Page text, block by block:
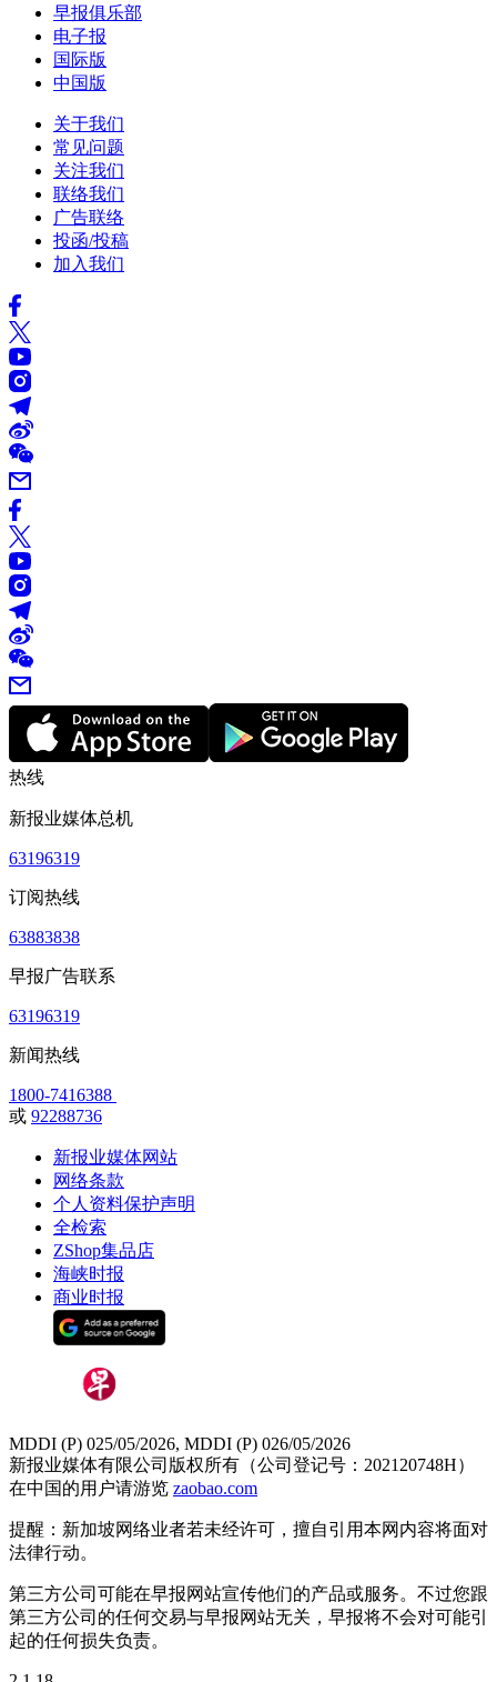
早报俱乐部
电子报
国际版
中国版
关于我们
常见问题
关注我们
联络我们
广告联络
投函/投稿
加入我们
热线
新报业媒体总机
63196319
订阅热线
63883838
早报广告联系
63196319
新闻热线
1800-7416388
或 92288736
新报业媒体网站
网络条款
个人资料保护声明
全检索
ZShop集品店
海峡时报
商业时报
MDDI (P) 025/05/2026, MDDI (P) 026/05/2026
新报业媒体有限公司版权所有（公司登记号：202120748H）
在中国的用户请游览 zaobao.com
提醒：新加坡网络业者若未经许可，擅自引用本网内容将面对
法律行动。
第三方公司可能在早报网站宣传他们的产品或服务。不过您跟
第三方公司的任何交易与早报网站无关，早报将不会对可能引
起的任何损失负责。